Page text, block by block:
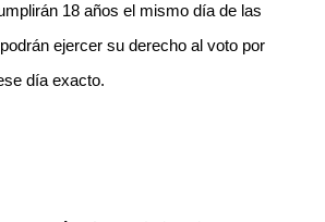
18 años el mismo día de las
ejercer su derecho al voto por
día exacto.